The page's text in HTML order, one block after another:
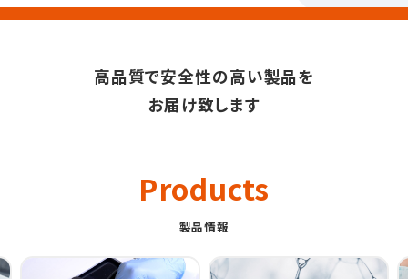
高品質で安全性の高い製品を
お届け致します
Products
製品情報